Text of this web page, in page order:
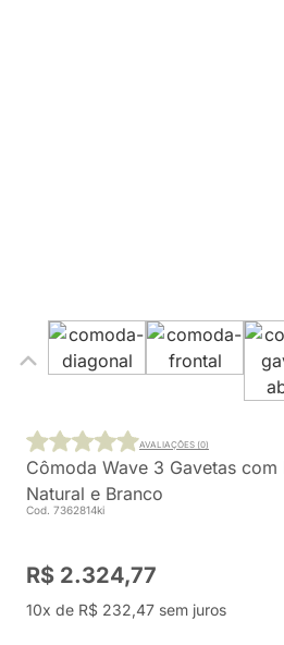
Cômoda Wave 3 Gavetas
Natural e Branco
Cod. 7362814ki
AVALIAÇÕES (0)
R$ 2.324,77
10x de R$ 232,47 sem juros